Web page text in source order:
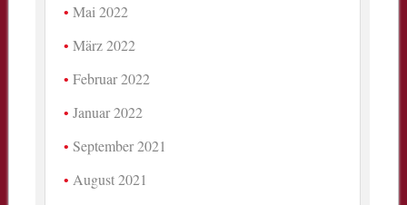
Mai 2022
März 2022
Februar 2022
Januar 2022
September 2021
August 2021